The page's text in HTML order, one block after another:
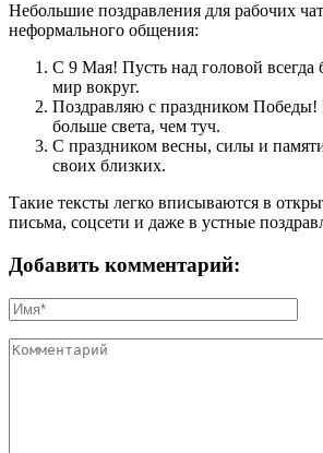
Небольшие поздравления для рабочих
неформального общения:
С 9 Мая! Пусть над головой всегда
мир вокруг.
Поздравляю с праздником Победы!
больше света, чем туч.
С праздником весны, силы и
своих близких.
Такие тексты легко вписываются в
письма, соцсети и даже в устные
Добавить комментарий: